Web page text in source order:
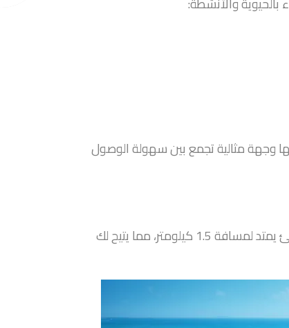
مما يجعلها وجهة مثالية تجمع بين سهولة الوصول
توفر الجزيرة تجربة معيشية على الواجهة البحرية مع الوصول المباشر إلى شاطئ يمتد لمسافة 1.5 كيلومتر، مما يتيح لك